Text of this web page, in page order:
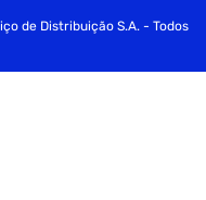
de Distribuição S.A. - Todos